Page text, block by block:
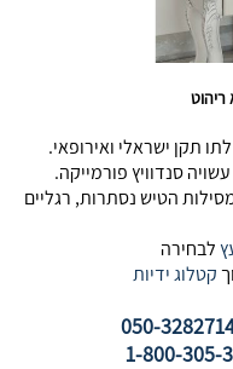
תקן ישראלי ואירופאי.
הטיש נסתרות, רגליים
לבחירה
קטלוג ידיות